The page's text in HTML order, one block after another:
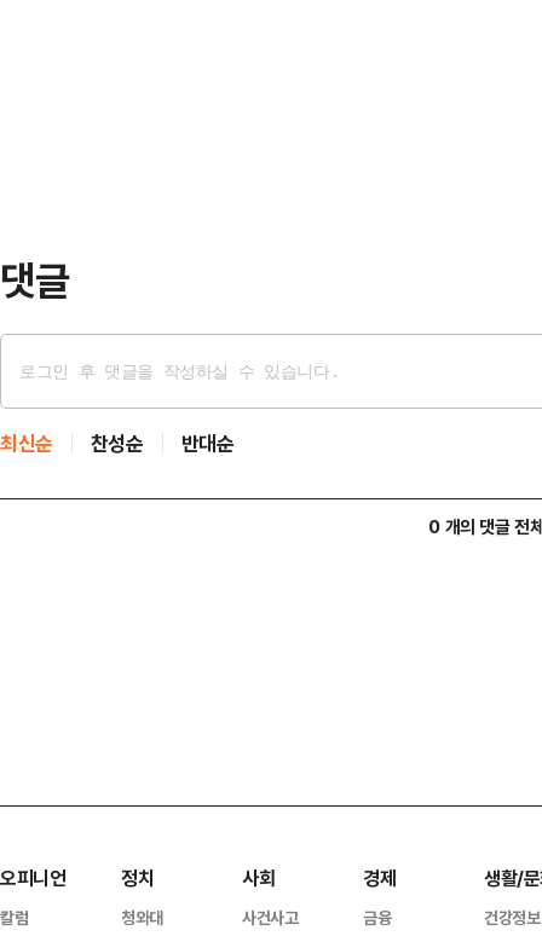
댓글
최신순 찬성순 반대순
0 개의 댓글 전
오피니언
칼럼
정치
청와대
사회
사건사고
경제
금융
생활/
건강정보